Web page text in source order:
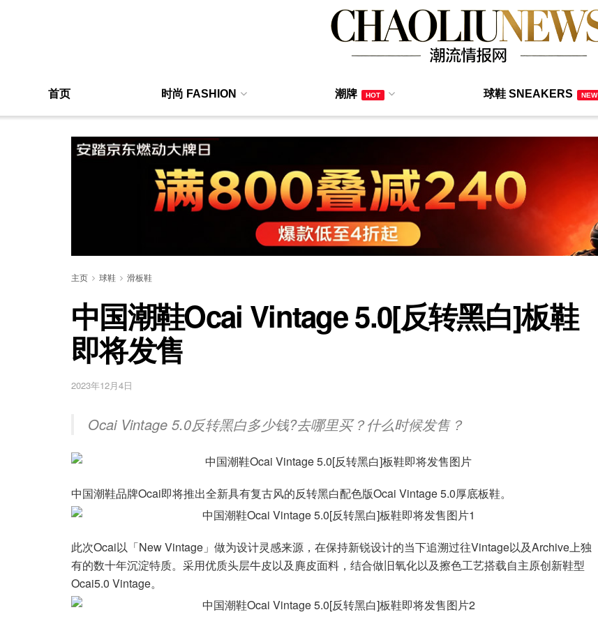
首页 时尚 FASHION 潮牌 HOT 球鞋 SNEAKERS NEW
主页 球鞋 滑板鞋
中国潮鞋Ocai Vintage 5.0[反转黑白]板鞋
即将发售
2023年12月4日
Ocai Vintage 5.0反转黑白多少钱?去哪里买？什么时候发售？
中国潮鞋品牌Ocai即将推出全新具有复古风的反转黑白配色版Ocai Vintage 5.0厚底板鞋。
此次Ocai以「New Vintage」做为设计灵感来源，在保持新锐设计的当下追溯过往Vintage以及Archive上独
有的数十年沉淀特质。采用优质头层牛皮以及麂皮面料，结合做旧氧化以及擦色工艺搭载自主原创新鞋型
Ocai5.0 Vintage。